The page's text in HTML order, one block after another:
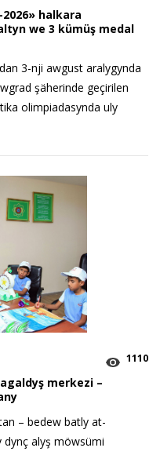
halkara
we 3 kümüş medal
3-nji awgust aralygynda
şäherinde geçirilen
olimpiadasynda uly
1110
merkezi –
– bedew batly at-
alyş möwsümi